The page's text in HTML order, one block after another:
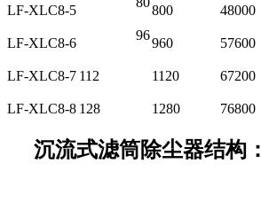
LF-XLC8-5 800 48000
LF-XLC8-6
96
960 57600
LF-XLC8-7 112 1120 67200
LF-XLC8-8 128 1280 76800
沉流式滤筒除尘器结构：